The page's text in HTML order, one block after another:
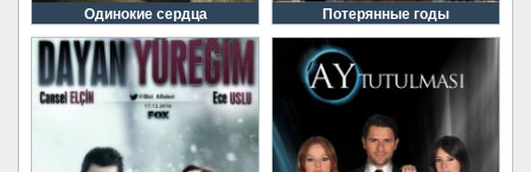
Одинокие сердца Потерянные годы